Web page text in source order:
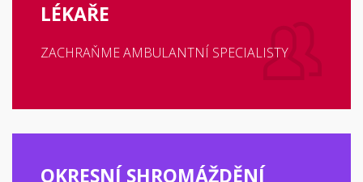
LÉKAŘE
ZACHRAŇME AMBULANTNÍ SPECIALISTY
OKRESNÍ SHROMÁŽDĚNÍ